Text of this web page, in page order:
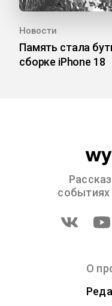
Новости
Память стала
сборке iPhone 18
событиях
О